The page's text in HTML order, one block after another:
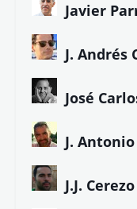
Javier
J. Andrés
José
J.
J.J. Cerezo